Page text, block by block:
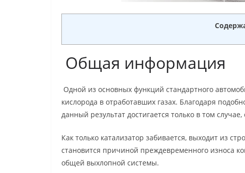
Общая информация
Одной из основных функций стандартного
кислорода в отработавших газах. Благодаря
данный результат достигается только в том
Как только катализатор забивается, выходит из
становится причиной преждевременного износа
общей выхлопной системы.